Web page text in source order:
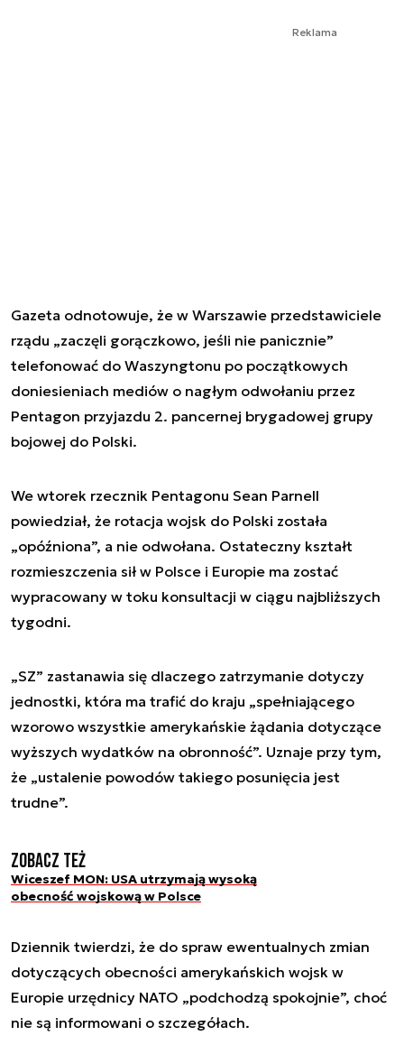
Reklama
Gazeta odnotowuje, że w Warszawie przedstawiciele
rządu „zaczęli gorączkowo, jeśli nie panicznie”
telefonować do Waszyngtonu po początkowych
doniesieniach mediów o nagłym odwołaniu przez
Pentagon przyjazdu 2. pancernej brygadowej grupy
bojowej do Polski.
We wtorek rzecznik Pentagonu Sean Parnell
powiedział, że rotacja wojsk do Polski została
„opóźniona”, a nie odwołana. Ostateczny kształt
rozmieszczenia sił w Polsce i Europie ma zostać
wypracowany w toku konsultacji w ciągu najbliższych
tygodni.
„SZ” zastanawia się dlaczego zatrzymanie dotyczy
jednostki, która ma trafić do kraju „spełniającego
wzorowo wszystkie amerykańskie żądania dotyczące
wyższych wydatków na obronność”. Uznaje przy tym,
że „ustalenie powodów takiego posunięcia jest
trudne”.
Zobacz też
Wiceszef MON: USA utrzymają wysoką
obecność wojskową w Polsce
Dziennik twierdzi, że do spraw ewentualnych zmian
dotyczących obecności amerykańskich wojsk w
Europie urzędnicy NATO „podchodzą spokojnie”, choć
nie są informowani o szczegółach.